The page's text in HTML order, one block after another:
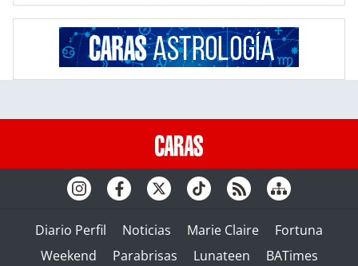
Diario Perfil Noticias Marie Claire
Fortuna
Weekend
Parabrisas Lunateen BATimes